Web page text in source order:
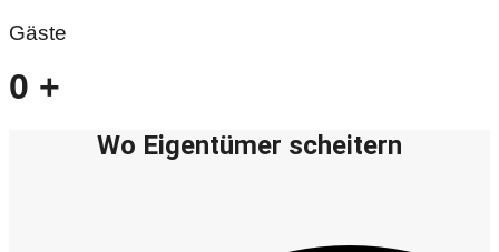
Gäste
0 +
Wo Eigentümer scheitern